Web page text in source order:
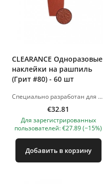
CLEARANCE Одноразовые
наклейки на рашпиль
(Грит #80) - 60 шт
Специально разработан для эргономичного рашпиля, с помощью технологии Smart Glue. Инновационная и уникальная технология от компании Clearance, обеспечивающая неподвижность наклейки во время шлифовки и ее легкое удаление после процедуры. Доступны 3 типа абразивных файлов: Красная наклейка (зернистость 80): для удаления огрубевшей кожи. Черный стикер (зернистость 120): средней шероховатости, для шлифования и удаления сухой кожи. Серая наклейка (зебра) (зернистость 180): для шлифовки. Изображения продуктов носят иллюстративный характер. Если у вас есть какие-либо вопросы, мы всегда ждем вашего письма nanatallinn@gmail.com
€32.81
Для зарегистрированных
пользователей: €27.89 (−15%)
Добавить в корзину